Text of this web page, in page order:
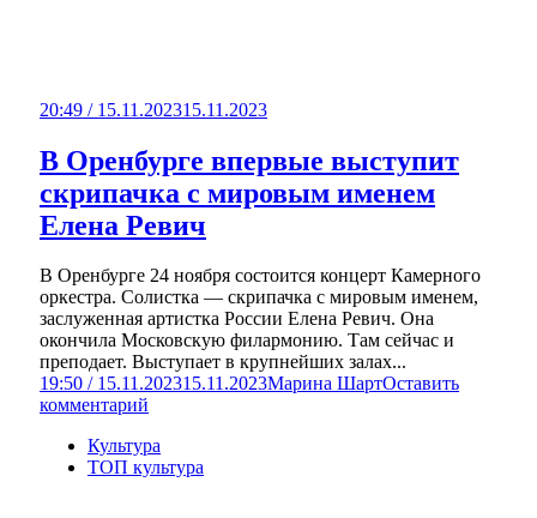
20:49 / 15.11.202315.11.2023
В Оренбурге впервые выступит
скрипачка с мировым именем
Елена Ревич
В Оренбурге 24 ноября состоится концерт Камерного
оркестра. Солистка — скрипачка с мировым именем,
заслуженная артистка России Елена Ревич. Она
окончила Московскую филармонию. Там сейчас и
преподает. Выступает в крупнейших залах...
19:50 / 15.11.202315.11.2023Марина ШартОставить
комментарий
Культура
ТОП культура